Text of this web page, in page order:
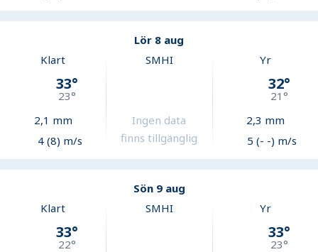
Lör 8 aug
Klart
33°
23°
2,1 mm
4 (8) m/s
SMHI
Ingen data
finns tillgänglig
Yr
32°
21°
2,3 mm
5 (- -) m/s
Sön 9 aug
Klart
33°
22°
SMHI Yr
33°
23°